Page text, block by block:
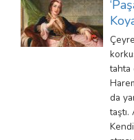
tahta
da
taştı.